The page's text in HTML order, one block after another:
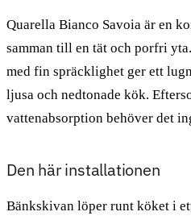
Quarella Bianco Savoia är en
samman till en tät och porfri
med fin spräcklighet ger ett
ljusa och nedtonade kök.
vattenabsorption behöver det
Den här installationen
Bänkskivan löper runt köket i